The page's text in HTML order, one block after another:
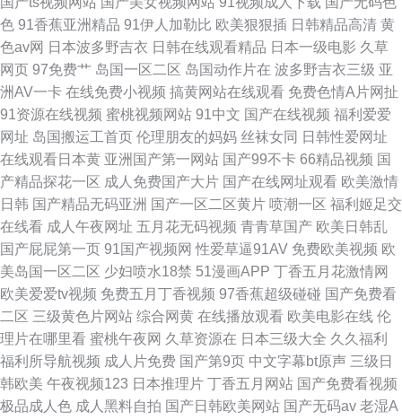
色 91香蕉亚洲精品 91伊人加勒比 欧美狠狠插 日韩精品高清 黄
色av网 日本波多野吉衣 日韩在线观看精品 日本一级电影 久草
网页 97免费艹 岛国一区二区 岛国动作片在 波多野吉衣三级 亚
洲AV一卡 在线免费小视频 搞黄网站在线观看 免费色情A片网扯
91资源在线视频 蜜桃视频网站 91中文 国产在线视频 福利爱爱
网址 岛国搬运工首页 伦理朋友的妈妈 丝袜女同 日韩性爱网址
在线观看日本黄 亚洲国产第一网站 国产99不卡 66精品视频 国
产精品探花一区 成人免费国产大片 国产在线网址观看 欧美激情
日韩 国产精品无码亚洲 国产一区二区黄片 喷潮一区 福利姬足交
在线看 成人午夜网址 五月花无码视频 青青草国产 欧美日韩乱
国产屁屁第一页 91国产视频网 性爱草逼91AV 免费欧美视频 欧
美岛国一区二区 少妇喷水18禁 51漫画APP 丁香五月花激情网
欧美爱爱tv视频 免费五月丁香视频 97香蕉超级碰碰 国产免费看
二区 三级黄色片网站 综合网黄 在线播放观看 欧美电影在线 伦
理片在哪里看 蜜桃午夜网 久草资源在 日本三级大全 久久福利
福利所导航视频 成人片免费 国产第9页 中文字幕bt原声 三级日
韩欧美 午夜视频123 日本推理片 丁香五月网站 国产免费看视频
极品成人色 成人黑料自拍 国产日韩欧美网站 国产无码av 老湿A